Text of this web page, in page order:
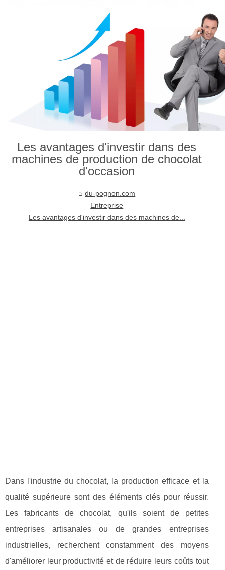
Les avantages d'investir dans des
machines de production de chocolat
d'occasion
du-pognon.com
Entreprise
Les avantages d'investir dans des machines de...
Dans l'industrie du chocolat, la production efficace et la
qualité supérieure sont des éléments clés pour réussir.
Les fabricants de chocolat, qu'ils soient de petites
entreprises artisanales ou de grandes entreprises
industrielles, recherchent constamment des moyens
d'améliorer leur productivité et de réduire leurs coûts tout